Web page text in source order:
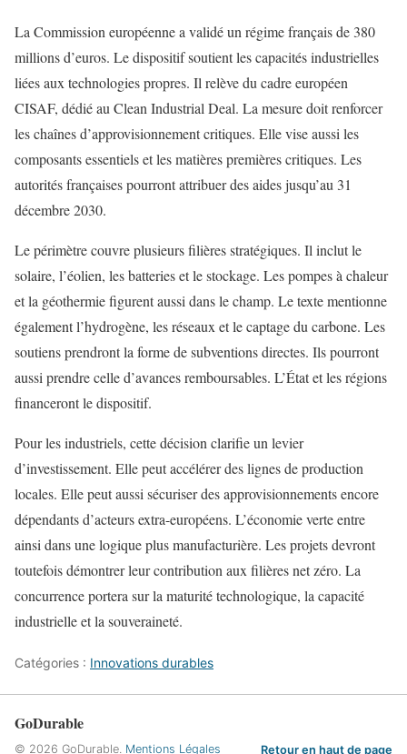
La Commission européenne a validé un régime français de 380
millions d’euros. Le dispositif soutient les capacités industrielles
liées aux technologies propres. Il relève du cadre européen
CISAF, dédié au Clean Industrial Deal. La mesure doit renforcer
les chaînes d’approvisionnement critiques. Elle vise aussi les
composants essentiels et les matières premières critiques. Les
autorités françaises pourront attribuer des aides jusqu’au 31
décembre 2030.
Le périmètre couvre plusieurs filières stratégiques. Il inclut le
solaire, l’éolien, les batteries et le stockage. Les pompes à chaleur
et la géothermie figurent aussi dans le champ. Le texte mentionne
également l’hydrogène, les réseaux et le captage du carbone. Les
soutiens prendront la forme de subventions directes. Ils pourront
aussi prendre celle d’avances remboursables. L’État et les régions
financeront le dispositif.
Pour les industriels, cette décision clarifie un levier
d’investissement. Elle peut accélérer des lignes de production
locales. Elle peut aussi sécuriser des approvisionnements encore
dépendants d’acteurs extra-européens. L’économie verte entre
ainsi dans une logique plus manufacturière. Les projets devront
toutefois démontrer leur contribution aux filières net zéro. La
concurrence portera sur la maturité technologique, la capacité
industrielle et la souveraineté.
Catégories : Innovations durables
GoDurable
© 2026 GoDurable. Mentions Légales Retour en haut de page